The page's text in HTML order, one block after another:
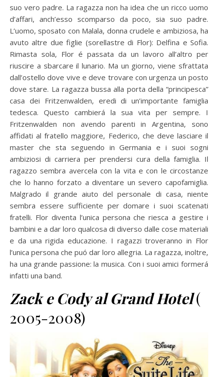
suo vero padre. La ragazza non ha idea che un ricco uomo
d’affari, anch’esso scomparso da poco, sia suo padre.
L’uomo, sposato con Malala, donna crudele e ambiziosa, ha
avuto altre due figlie (sorellastre di Flor): Delfina e Sofia.
Rimasta sola, Flor é passata da un lavoro all’altro per
riuscire a sbarcare il lunario. Ma un giorno, viene sfrattata
dall’ostello dove vive e deve trovare con urgenza un posto
dove stare. La ragazza bussa alla porta della “principesca”
casa dei Fritzenwalden, eredi di un’importante famiglia
tedesca. Questo cambierá la sua vita per sempre. I
Fritzenwalden non avendo parenti in Argentina, sono
affidati al fratello maggiore, Federico, che deve lasciare il
master che sta seguendo in Germania e i suoi sogni
ambiziosi di carriera per prendersi cura della famiglia. Il
ragazzo sembra avercela con la vita e con le circostanze
che lo hanno forzato a diventare un severo capofamiglia.
Malgrado il grande aiuto del personale di casa, niente
sembra essere sufficiente per domare i suoi scatenati
fratelli. Flor diventa l’unica persona che riesca a gestire i
bambini e a dar loro qualcosa di diverso dalle cose materiali
e da una rigida educazione. I ragazzi troveranno in Flor
l’unica persona che puó dar loro allegria. La ragazza, inoltre,
ha una grande passione: la musica. Con i suoi amici formerá
infatti una band.
Zack e Cody al Grand Hotel(
2005-2008)